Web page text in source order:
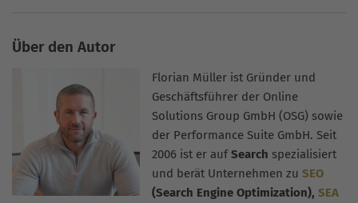
Über den Autor
Florian Müller ist Gründer und
Geschäftsführer der Online
Solutions Group GmbH (OSG) sowie
der Performance Suite GmbH. Seit
2006 ist er aufSearch spezialisiert
und berät Unternehmen zu SEO
(Search Engine Optimization), SEA